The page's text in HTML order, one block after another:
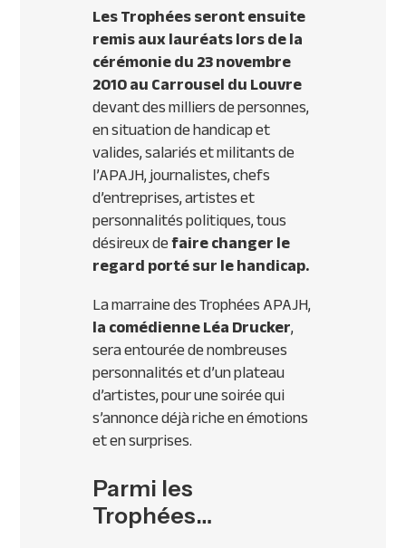
Les Trophées seront ensuite
remis aux lauréats lors de la
cérémonie du 23 novembre
2010 au Carrousel du Louvre
devant des milliers de personnes,
en situation de handicap et
valides, salariés et militants de
l’APAJH, journalistes, chefs
d’entreprises, artistes et
personnalités politiques, tous
désireux defaire changer le
regard porté sur le handicap.
La marraine des TrophéesAPAJH,
la comédienne Léa Drucker,
sera entourée de nombreuses
personnalités et d’un plateau
d’artistes, pour une soirée qui
s’annonce déjà riche en émotions
et en surprises.
Parmi les
Trophées…